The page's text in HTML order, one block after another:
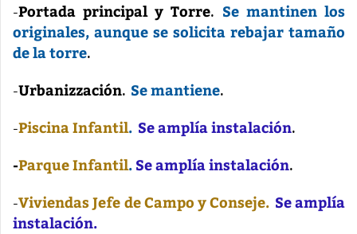
-Portada principal y Torre. Se mantinen los
originales, aunque se solicita rebajar tamaño
de la torre.
-Urbanizzación. Se mantiene.
-Piscina Infantil. Se amplía instalación.
-Parque Infantil. Se amplía instalación.
-Viviendas Jefe de Campo y Conseje. Se amplía
instalación.